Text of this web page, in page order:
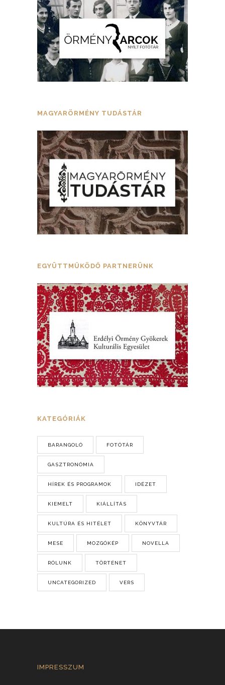
MAGYARÖRMÉNY TUDÁSTÁR
EGYÜTTMŰKÖDŐ PARTNERÜNK
KATEGÓRIÁK
BARANGOLÓ FOTÓTÁR
GASZTRONÓMIA
HÍREK ÉS PROGRAMOK IDÉZET
KIEMELT KIÁLLÍTÁS
KULTÚRA ÉS HITÉLET KÖNYVTÁR
MESE MOZGÓKÉP NOVELLA
RÓLUNK TÖRTÉNET
UNCATEGORIZED VERS
IMPRESSZUM